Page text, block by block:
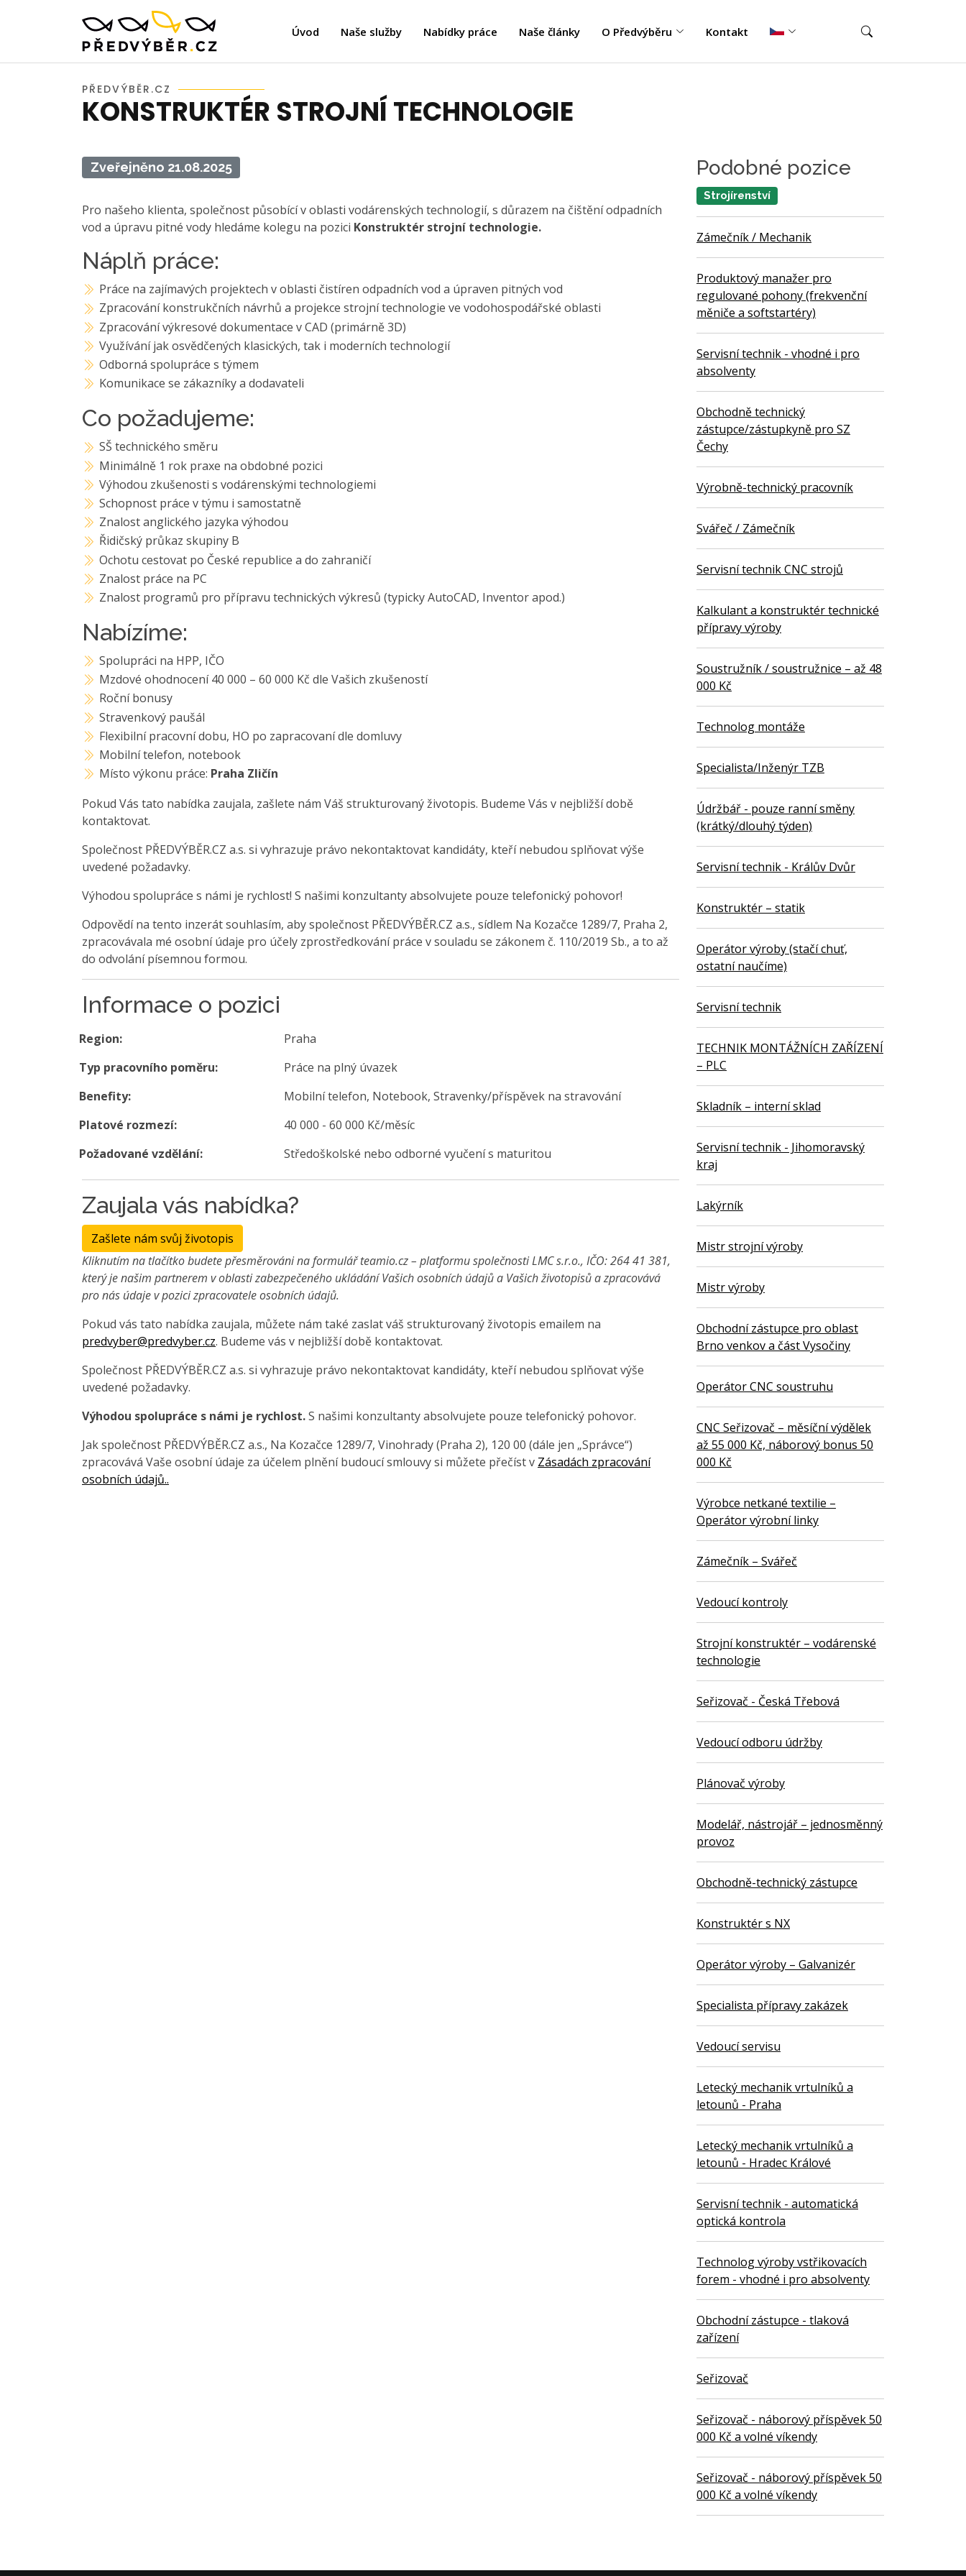
Úvod Naše služby Nabídky práce Naše články O Předvýběru Kontakt
PŘEDVÝBĚR.CZ
KONSTRUKTÉR STROJNÍ TECHNOLOGIE
Zveřejněno 21.08.2025
Pro našeho klienta, společnost působící v oblasti vodárenských technologií, s důrazem na čištění odpadních
vod a úpravu pitné vody hledáme kolegu na pozici Konstruktér strojní technologie.
Náplň práce:
Práce na zajímavých projektech v oblasti čistíren odpadních vod a úpraven pitných vod
Zpracování konstrukčních návrhů a projekce strojní technologie ve vodohospodářské oblasti
Zpracování výkresové dokumentace v CAD (primárně 3D)
Využívání jak osvědčených klasických, tak i moderních technologií
Odborná spolupráce s týmem
Komunikace se zákazníky a dodavateli
Co požadujeme:
SŠ technického směru
Minimálně 1 rok praxe na obdobné pozici
Výhodou zkušenosti s vodárenskými technologiemi
Schopnost práce v týmu i samostatně
Znalost anglického jazyka výhodou
Řidičský průkaz skupiny B
Ochotu cestovat po České republice a do zahraničí
Znalost práce na PC
Znalost programů pro přípravu technických výkresů (typicky AutoCAD, Inventor apod.)
Nabízíme:
Spolupráci na HPP, IČO
Mzdové ohodnocení 40 000 – 60 000 Kč dle Vašich zkušeností
Roční bonusy
Stravenkový paušál
Flexibilní pracovní dobu, HO po zapracovaní dle domluvy
Mobilní telefon, notebook
Místo výkonu práce: Praha Zličín
Pokud Vás tato nabídka zaujala, zašlete nám Váš strukturovaný životopis. Budeme Vás v nejbližší době
kontaktovat.
Společnost PŘEDVÝBĚR.CZ a.s. si vyhrazuje právo nekontaktovat kandidáty, kteří nebudou splňovat výše
uvedené požadavky.
Výhodou spolupráce s námi je rychlost! S našimi konzultanty absolvujete pouze telefonický pohovor!
Odpovědí na tento inzerát souhlasím, aby společnost PŘEDVÝBĚR.CZ a.s., sídlem Na Kozačce 1289/7, Praha 2,
zpracovávala mé osobní údaje pro účely zprostředkování práce v souladu se zákonem č. 110/2019 Sb., a to až
do odvolání písemnou formou.
Informace o pozici
Region:
Praha
Typ pracovního poměru:
Práce na plný úvazek
Benefity:
Mobilní telefon, Notebook, Stravenky/příspěvek na stravování
Platové rozmezí:
40 000 - 60 000 Kč/měsíc
Požadované vzdělání:
Středoškolské nebo odborné vyučení s maturitou
Zaujala vás nabídka?
Zašlete nám svůj životopis
Kliknutím na tlačítko budete přesměrováni na formulář teamio.cz – platformu společnosti LMC s.r.o., IČO: 264 41 381,
který je našim partnerem v oblasti zabezpečeného ukládání Vašich osobních údajů a Vašich životopisů a zpracovává
pro nás údaje v pozici zpracovatele osobních údajů.
Pokud vás tato nabídka zaujala, můžete nám také zaslat váš strukturovaný životopis emailem na
predvyber@predvyber.cz. Budeme vás v nejbližší době kontaktovat.
Společnost PŘEDVÝBĚR.CZ a.s. si vyhrazuje právo nekontaktovat kandidáty, kteří nebudou splňovat výše
uvedené požadavky.
Výhodou spolupráce s námi je rychlost.S našimi konzultanty absolvujete pouze telefonický pohovor.
Jak společnost PŘEDVÝBĚR.CZ a.s., Na Kozačce 1289/7, Vinohrady (Praha 2), 120 00 (dále jen „Správce“)
zpracovává Vaše osobní údaje za účelem plnění budoucí smlouvy si můžete přečíst v Zásadách zpracování
osobních údajů..
Podobné pozice
Strojírenství
Zámečník / Mechanik
Produktový manažer pro
regulované pohony (frekvenční
měniče a softstartéry)
Servisní technik - vhodné i pro
absolventy
Obchodně technický
zástupce/zástupkyně pro SZ
Čechy
Výrobně-technický pracovník
Svářeč / Zámečník
Servisní technik CNC strojů
Kalkulant a konstruktér technické
přípravy výroby
Soustružník / soustružnice – až 48
000 Kč
Technolog montáže
Specialista/Inženýr TZB
Údržbář - pouze ranní směny
(krátký/dlouhý týden)
Servisní technik - Králův Dvůr
Konstruktér – statik
Operátor výroby (stačí chuť,
ostatní naučíme)
Servisní technik
TECHNIK MONTÁŽNÍCH ZAŘÍZENÍ
– PLC
Skladník – interní sklad
Servisní technik - Jihomoravský
kraj
Lakýrník
Mistr strojní výroby
Mistr výroby
Obchodní zástupce pro oblast
Brno venkov a část Vysočiny
Operátor CNC soustruhu
CNC Seřizovač – měsíční výdělek
až 55 000 Kč, náborový bonus 50
000 Kč
Výrobce netkané textilie –
Operátor výrobní linky
Zámečník – Svářeč
Vedoucí kontroly
Strojní konstruktér – vodárenské
technologie
Seřizovač - Česká Třebová
Vedoucí odboru údržby
Plánovač výroby
Modelář, nástrojář – jednosměnný
provoz
Obchodně-technický zástupce
Konstruktér s NX
Operátor výroby – Galvanizér
Specialista přípravy zakázek
Vedoucí servisu
Letecký mechanik vrtulníků a
letounů - Praha
Letecký mechanik vrtulníků a
letounů - Hradec Králové
Servisní technik - automatická
optická kontrola
Technolog výroby vstřikovacích
forem - vhodné i pro absolventy
Obchodní zástupce - tlaková
zařízení
Seřizovač
Seřizovač - náborový příspěvek 50
000 Kč a volné víkendy
Seřizovač - náborový příspěvek 50
000 Kč a volné víkendy